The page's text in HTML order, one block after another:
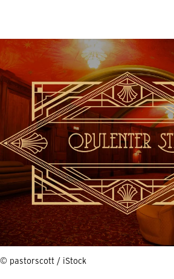
© pastorscott / iStock